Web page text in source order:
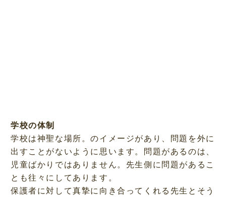
学校の体制
学校は神聖な場所。のイメージがあり、問題を外に
出すことがないように思います。問題があるのは、
児童ばかりではありません。先生側に問題があるこ
とも往々にしてあります。
保護者に対して真摯に向き合ってくれる先生とそう